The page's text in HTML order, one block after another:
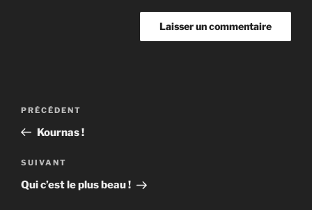
Navigation
l’article
Article
précédent
PRÉCÉDENT
Kournas !
Article
suivant
SUIVANT
Qui c’est le plus beau !